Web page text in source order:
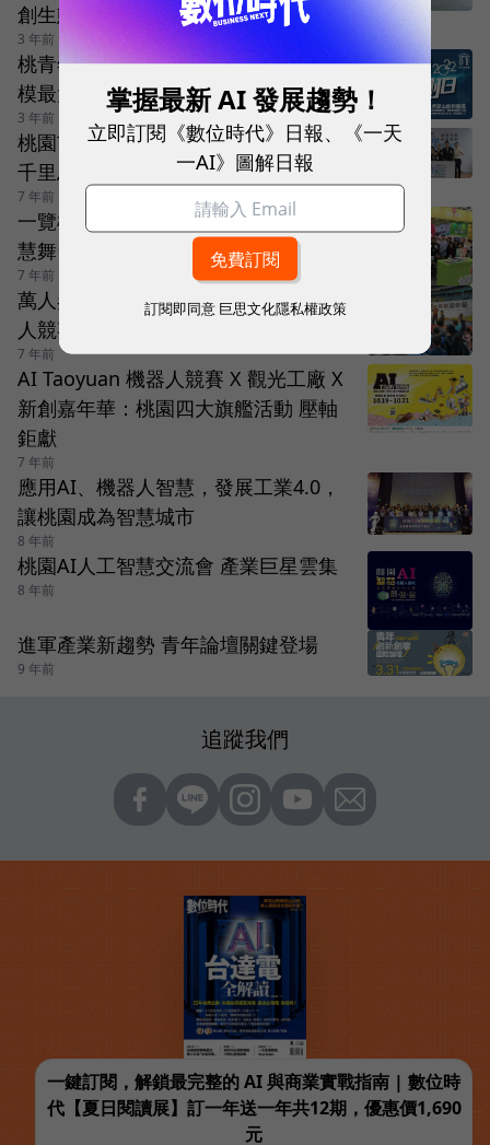
創生態圈
3 年前
桃青年局八週年青年博覽會 桃竹苗規
模最大新創日活動打頭陣
3 年前
桃園市產官學扮伯樂 挖掘新創青年
千里馬
7 年前
一覽桃園創新創業成果，展望青年智
慧舞台
7 年前
萬人參加！桃園新創嘉年華x最大機器
人競賽
7 年前
AI Taoyuan 機器人競賽 X 觀光工廠 X
新創嘉年華：桃園四大旗艦活動 壓軸
鉅獻
7 年前
應用AI、機器人智慧，發展工業4.0，
讓桃園成為智慧城市
8 年前
桃園AI人工智慧交流會 產業巨星雲集
8 年前
進軍產業新趨勢 青年論壇關鍵登場
9 年前
追蹤我們
一鍵訂閱，解鎖最完整的 AI 與商業實戰指南 | 數位時
代【夏日閱讀展】訂一年送一年共12期，優惠價1,690
元
掌握最新 AI 發展趨勢！
立即訂閱《數位時代》日報、《一天
一AI》圖解日報
訂閱即同意 巨思文化隱私權政策